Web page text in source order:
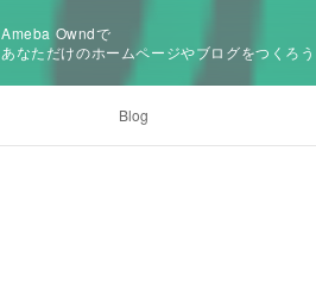
Ameba Owndで
あなただけのホームページやブログをつくろう
Blog